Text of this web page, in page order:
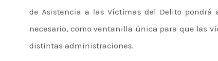
de Asistencia a las Víctimas del Delito
necesario, como ventanilla única para que las
distintas administraciones.